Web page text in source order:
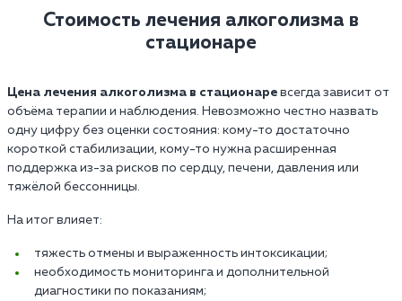
Стоимость лечения алкоголизма в
стационаре
Цена лечения алкоголизма в стационаре всегда зависит от
объёма терапии и наблюдения. Невозможно честно назвать
одну цифру без оценки состояния: кому-то достаточно
короткой стабилизации, кому-то нужна расширенная
поддержка из-за рисков по сердцу, печени, давления или
тяжёлой бессонницы.
На итог влияет:
тяжесть отмены и выраженность интоксикации;
необходимость мониторинга и дополнительной
диагностики по показаниям;